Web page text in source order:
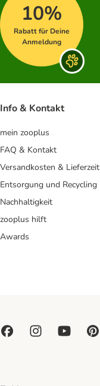
10%
Rabatt für Deine
Anmeldung
Info & Kontakt
mein zooplus
FAQ & Kontakt
Versandkosten & Lieferzeit
Entsorgung und Recycling
Nachhaltigkeit
zooplus hilft
Awards